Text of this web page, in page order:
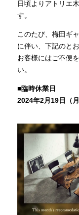
MOKUBA
商品情報
直営店
イベント
WEBカタ
全商品一覧
新入荷情報
日頃よりアトリエ
す。
このたび、梅田ギ
に伴い、下記のと
お客様にはご不便
い。
■臨時休業日
2024年2月19日（月